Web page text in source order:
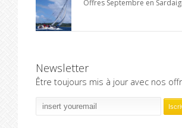
Offres Septembre en
Newsletter
Être toujours mis à jour avec nos